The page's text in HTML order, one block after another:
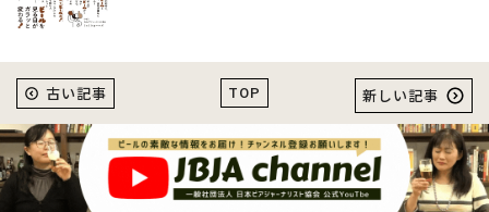
TOP
古い記事 新しい記事